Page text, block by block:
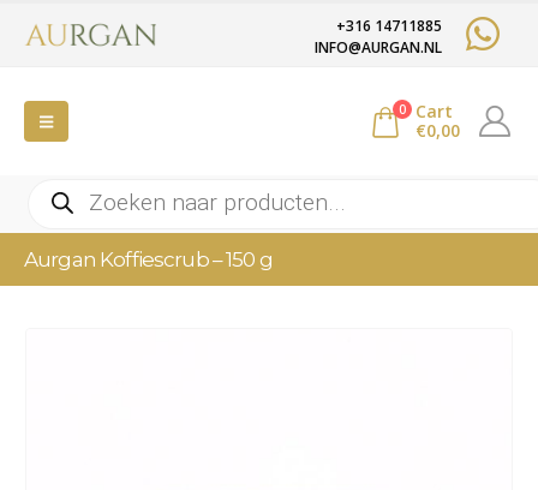
+316 14711885
INFO@AURGAN.NL
0
Cart
€0,00
Producten
zoeken
Aurgan Koffiescrub – 150 g